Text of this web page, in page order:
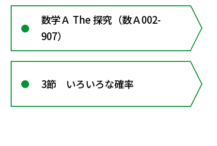
数学Ａ The 探究（数Ａ002-
907）
3節 いろいろな確率